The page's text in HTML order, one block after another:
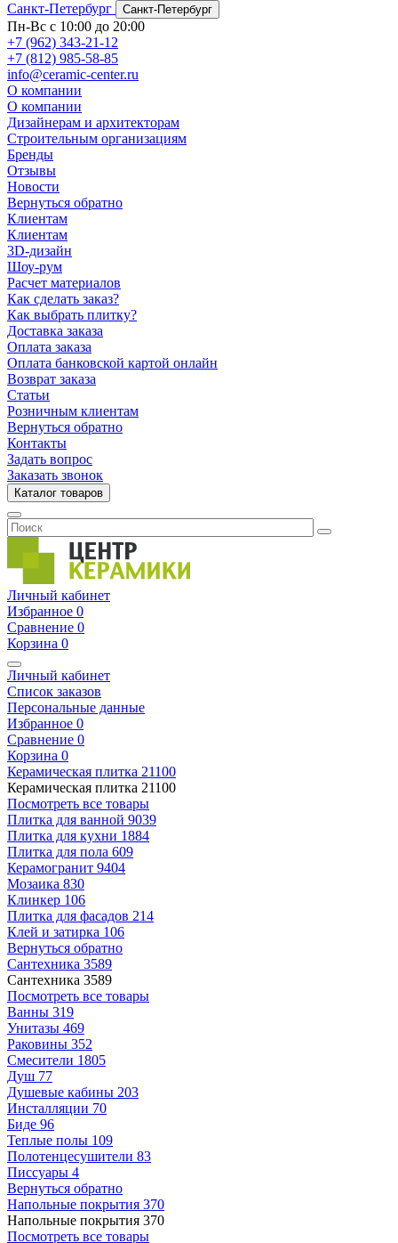
Санкт-Петербург
Санкт-Петербург
Пн-Вс с 10:00 до 20:00
+7 (962) 343-21-12
+7 (812) 985-58-85
info@ceramic-center.ru
О компании
О компании
Дизайнерам и архитекторам
Строительным организациям
Бренды
Отзывы
Новости
Вернуться обратно
Клиентам
Клиентам
3D-дизайн
Шоу-рум
Расчет материалов
Как сделать заказ?
Как выбрать плитку?
Доставка заказа
Оплата заказа
Оплата банковской картой онлайн
Возврат заказа
Статьи
Розничным клиентам
Вернуться обратно
Контакты
Задать вопрос
Заказать звонок
Каталог товаров
Личный кабинет
Избранное 0
Сравнение 0
Корзина 0
Личный кабинет
Список заказов
Персональные данные
Избранное 0
Сравнение 0
Корзина 0
Керамическая плитка 21100
Керамическая плитка 21100
Посмотреть все товары
Плитка для ванной 9039
Плитка для кухни 1884
Плитка для пола 609
Керамогранит 9404
Мозаика 830
Клинкер 106
Плитка для фасадов 214
Клей и затирка 106
Вернуться обратно
Сантехника 3589
Сантехника 3589
Посмотреть все товары
Ванны 319
Унитазы 469
Раковины 352
Смесители 1805
Душ 77
Душевые кабины 203
Инсталляции 70
Биде 96
Теплые полы 109
Полотенцесушители 83
Писсуары 4
Вернуться обратно
Напольные покрытия 370
Напольные покрытия 370
Посмотреть все товары